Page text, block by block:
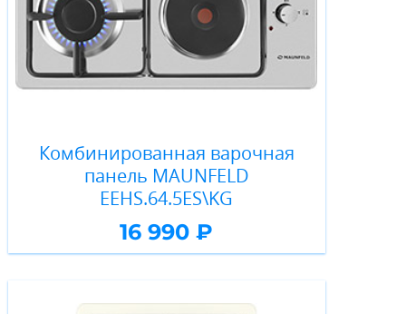
Комбинированная варочная
панель MAUNFELD
EEHS.64.5ES\KG
16 990 ₽